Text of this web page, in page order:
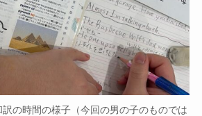
の時間の様子（今回の男の子のものでは